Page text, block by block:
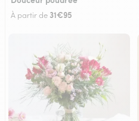
À partir de 31€95